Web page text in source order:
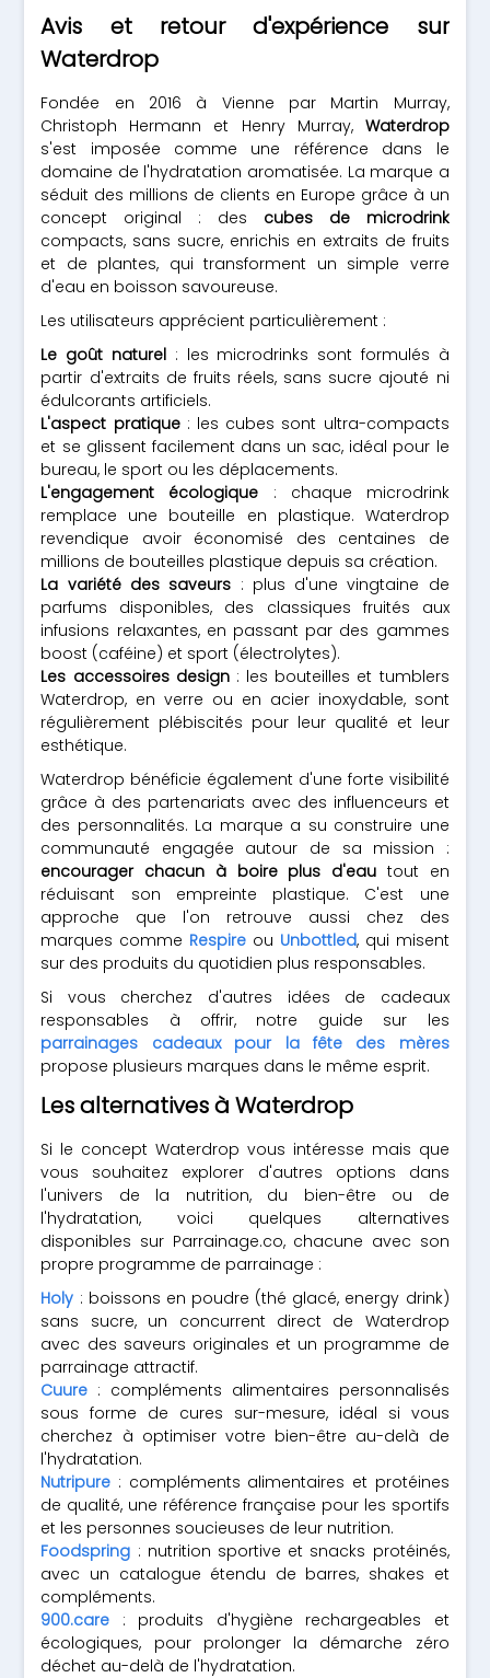
Avis et retour d'expérience sur
Waterdrop
Fondée en 2016 à Vienne par Martin Murray,
Christoph Hermann et Henry Murray, Waterdrop
s'est imposée comme une référence dans le
domaine de l'hydratation aromatisée. La marque a
séduit des millions de clients en Europe grâce à un
concept original : des cubes de microdrink
compacts, sans sucre, enrichis en extraits de fruits
et de plantes, qui transforment un simple verre
d'eau en boisson savoureuse.
Les utilisateurs apprécient particulièrement :
Le goût naturel: les microdrinks sont formulés à
partir d'extraits de fruits réels, sans sucre ajouté ni
édulcorants artificiels.
L'aspect pratique: les cubes sont ultra-compacts
et se glissent facilement dans un sac, idéal pour le
bureau, le sport ou les déplacements.
L'engagement écologique : chaque microdrink
remplace une bouteille en plastique. Waterdrop
revendique avoir économisé des centaines de
millions de bouteilles plastique depuis sa création.
La variété des saveurs : plus d'une vingtaine de
parfums disponibles, des classiques fruités aux
infusions relaxantes, en passant par des gammes
boost (caféine) et sport (électrolytes).
Les accessoires design: les bouteilles et tumblers
Waterdrop, en verre ou en acier inoxydable, sont
régulièrement plébiscités pour leur qualité et leur
esthétique.
Waterdrop bénéficie également d'une forte visibilité
grâce à des partenariats avec des influenceurs et
des personnalités. La marque a su construire une
communauté engagée autour de sa mission :
encourager chacun à boire plus d'eau tout en
réduisant son empreinte plastique. C'est une
approche que l'on retrouve aussi chez des
marques comme Respire ou Unbottled, qui misent
sur des produits du quotidien plus responsables.
Si vous cherchez d'autres idées de cadeaux
responsables à offrir, notre guide sur les
parrainages cadeaux pour la fête des mères
propose plusieurs marques dans le même esprit.
Les alternatives à Waterdrop
Si le concept Waterdrop vous intéresse mais que
vous souhaitez explorer d'autres options dans
l'univers de la nutrition, du bien-être ou de
l'hydratation, voici quelques alternatives
disponibles sur Parrainage.co, chacune avec son
propre programme de parrainage :
Holy : boissons en poudre (thé glacé, energy drink)
sans sucre, un concurrent direct de Waterdrop
avec des saveurs originales et un programme de
parrainage attractif.
Cuure : compléments alimentaires personnalisés
sous forme de cures sur-mesure, idéal si vous
cherchez à optimiser votre bien-être au-delà de
l'hydratation.
Nutripure : compléments alimentaires et protéines
de qualité, une référence française pour les sportifs
et les personnes soucieuses de leur nutrition.
Foodspring : nutrition sportive et snacks protéinés,
avec un catalogue étendu de barres, shakes et
compléments.
900.care : produits d'hygiène rechargeables et
écologiques, pour prolonger la démarche zéro
déchet au-delà de l'hydratation.